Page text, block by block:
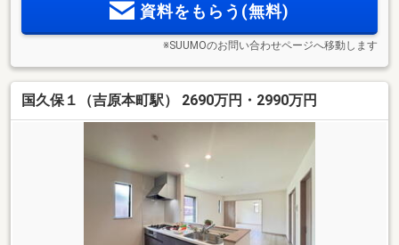
資料をもらう(無料)
※SUUMOのお問い合わせページへ移動します
国久保１（吉原本町駅） 2690万円・2990万円